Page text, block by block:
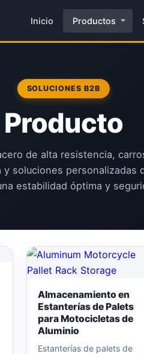
Inicio Productos
SOLUCIONES B2B
Producto
de alta resistencia,
soluciones personalizadas
estabilidad óptima y
Almacenamiento en
Estanterías de Palets
para Motocicletas de
Aluminio
Estanterías de palets de